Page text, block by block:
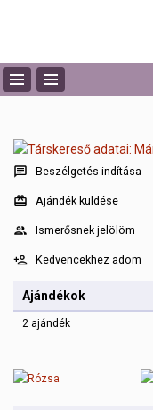
Beszélgetés indítása
Ajándék küldése
Ismerősnek jelölöm
Kedvencekhez adom
Ajándékok
2 ajándék